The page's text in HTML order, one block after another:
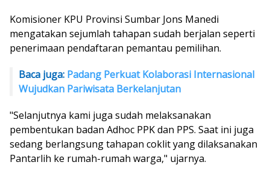
Komisioner KPU Provinsi Sumbar Jons Manedi
mengatakan sejumlah tahapan sudah berjalan seperti
penerimaan pendaftaran pemantau pemilihan.
Baca juga: Padang Perkuat Kolaborasi Internasional
Wujudkan Pariwisata Berkelanjutan
"Selanjutnya kami juga sudah melaksanakan
pembentukan badan Adhoc PPK dan PPS. Saat ini juga
sedang berlangsung tahapan coklit yang dilaksanakan
Pantarlih ke rumah-rumah warga," ujarnya.